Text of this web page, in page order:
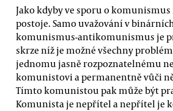
Jako kdyby ve sporu o
postoje. Samo uvažování v
komunismus-antikomunismus je
skrze níž je možné všechny
jednomu jasně rozpoznatelnému
komunistovi a permanentně vůči
Tímto komunistou pak může být
Komunista je nepřítel a nepřítel je